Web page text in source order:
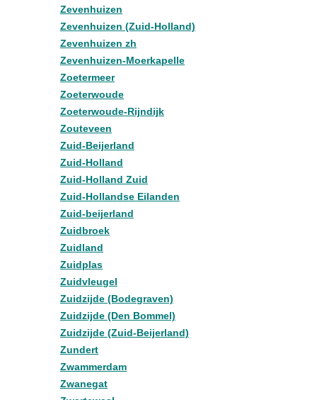
Zevenhuizen
Zevenhuizen (Zuid-Holland)
Zevenhuizen zh
Zevenhuizen-Moerkapelle
Zoetermeer
Zoeterwoude
Zoeterwoude-Rijndijk
Zouteveen
Zuid-Beijerland
Zuid-Holland
Zuid-Holland Zuid
Zuid-Hollandse Eilanden
Zuid-beijerland
Zuidbroek
Zuidland
Zuidplas
Zuidvleugel
Zuidzijde (Bodegraven)
Zuidzijde (Den Bommel)
Zuidzijde (Zuid-Beijerland)
Zundert
Zwammerdam
Zwanegat